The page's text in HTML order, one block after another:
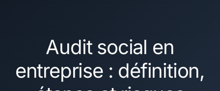
Audit social en
entreprise : définition,